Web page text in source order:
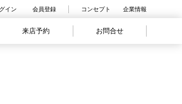
イン 会員登録 コンセプト 企業情報
来店予約 お問合せ